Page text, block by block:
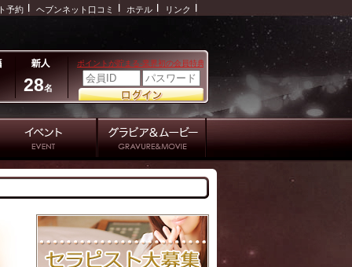
リンク
ホテル
ヘブンネット口コミ
予約
28名